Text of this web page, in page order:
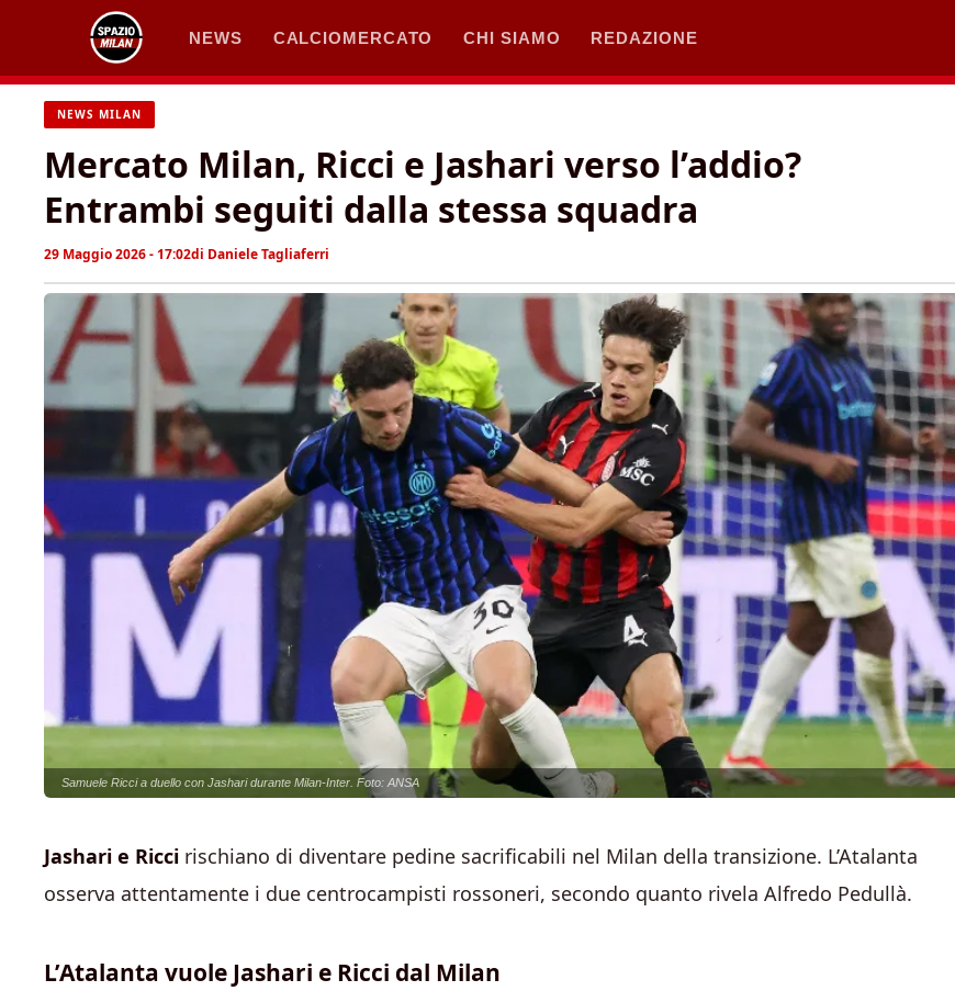
contenuto
NEWS CALCIOMERCATO CHI SIAMO REDAZIONE
NEWS MILAN
Mercato Milan, Ricci e Jashari verso l’addio?
Entrambi seguiti dalla stessa squadra
29 Maggio 2026 - 17:02di Daniele Tagliaferri
Samuele Ricci a duello con Jashari durante Milan-Inter. Foto: ANSA
Jashari e Ricci rischiano di diventare pedine sacrificabili nel Milan della transizione. L’Atalanta
osserva attentamente i due centrocampisti rossoneri, secondo quanto rivela Alfredo Pedullà.
L’Atalanta vuole Jashari e Ricci dal Milan